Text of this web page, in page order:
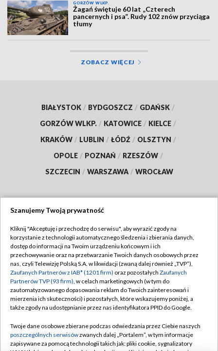
GORZÓW WLKP.
Żagań świętuje 60 lat „Czterech
pancernych i psa”. Rudy 102 znów przyciąga
tłumy
ZOBACZ WIĘCEJ
BIAŁYSTOK / BYDGOSZCZ / GDAŃSK /
GORZÓW WLKP. / KATOWICE / KIELCE /
KRAKÓW / LUBLIN / ŁÓDŹ / OLSZTYN /
OPOLE / POZNAŃ / RZESZÓW /
SZCZECIN / WARSZAWA / WROCŁAW
TVP
Abonament TVP
Emisja w TVP
Centrum informacji TVP
Naziemna Telewizja Cyfrowa
Rada Programowa
System NOS
Regulamin TVP
Polityka prywatności
Moje zgody
Pomoc
Kontakt
Szanujemy Twoją prywatność
Kliknij "Akceptuję i przechodzę do serwisu", aby wyrazić zgody na
korzystanie z technologii automatycznego śledzenia i zbierania danych,
dostęp do informacji na Twoim urządzeniu końcowym i ich
przechowywanie oraz na przetwarzanie Twoich danych osobowych przez
nas, czyli Telewizję Polską S.A. w likwidacji (zwaną dalej również „TVP”),
Zaufanych Partnerów z IAB* (1201 firm) oraz pozostałych Zaufanych
Partnerów TVP (93 firm), w celach marketingowych (w tym do
zautomatyzowanego dopasowania reklam do Twoich zainteresowań i
mierzenia ich skuteczności) i pozostałych, które wskazujemy poniżej, a
także zgody na udostępnianie przez nas identyfikatora PPID do Google.
Twoje dane osobowe zbierane podczas odwiedzania przez Ciebie naszych
poszczególnych serwisówzwanych dalej „Portalem”, w tym informacje
zapisywane za pomocą technologii takich jak: pliki cookie, sygnalizatory